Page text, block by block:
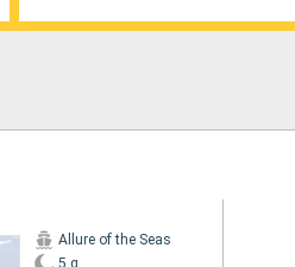
Allure of the Seas
5 g